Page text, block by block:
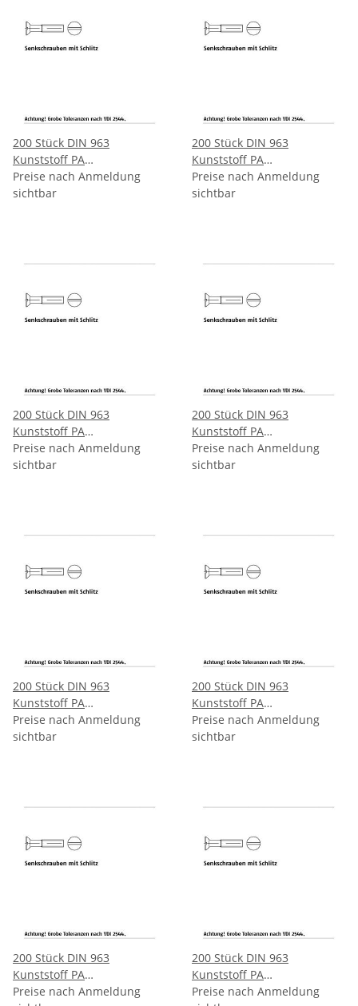
200 Stück DIN 963
Kunststoff PA
Senkkopfschrauben mit
Schlitz M4x16 mm
Preise nach Anmeldung
sichtbar
200 Stück DIN 963
Kunststoff PA
Senkkopfschrauben mit
Schlitz M4x20 mm
Preise nach Anmeldung
sichtbar
200 Stück DIN 963
Kunststoff PA
Senkkopfschrauben mit
Schlitz M4x25 mm
Preise nach Anmeldung
sichtbar
200 Stück DIN 963
Kunststoff PA
Senkkopfschrauben mit
Schlitz M4x30 mm
Preise nach Anmeldung
sichtbar
200 Stück DIN 963
Kunststoff PA
Senkkopfschrauben mit
Schlitz M5x10 mm
Preise nach Anmeldung
sichtbar
200 Stück DIN 963
Kunststoff PA
Senkkopfschrauben mit
Schlitz M5x12 mm
Preise nach Anmeldung
sichtbar
200 Stück DIN 963
Kunststoff PA
Senkkopfschrauben mit
Preise nach Anmeldung
200 Stück DIN 963
Kunststoff PA
Senkkopfschrauben mit
Preise nach Anmeldung